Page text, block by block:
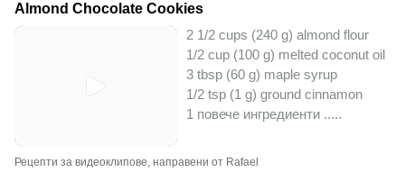
Almond Chocolate Cookies
2 1/2 cups (240 g) almond flour
1/2 cup (100 g) melted coconut oil
3 tbsp (60 g) maple syrup
1/2 tsp (1 g) ground cinnamon
1 повече ингредиенти .....
Рецепти за видеоклипове, направени от Rafael